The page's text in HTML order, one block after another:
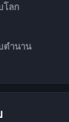
โลก
ตำนาน